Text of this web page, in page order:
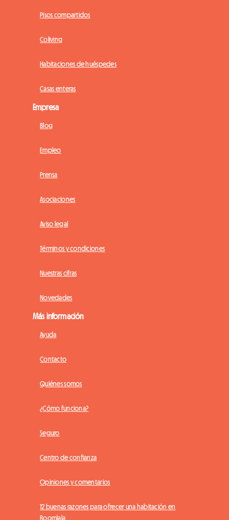
Pisos compartidos
Coliving
Habitaciones de huéspedes
Casas enteras
Empresa
Blog
Empleo
Prensa
Asociaciones
Aviso legal
Términos y condiciones
Nuestras cifras
Novedades
Más información
Ayuda
Contacto
Quiénes somos
¿Cómo funciona?
Seguro
Centro de confianza
Opiniones y comentarios
12 buenas razones para ofrecer una habitación en
Roomlala